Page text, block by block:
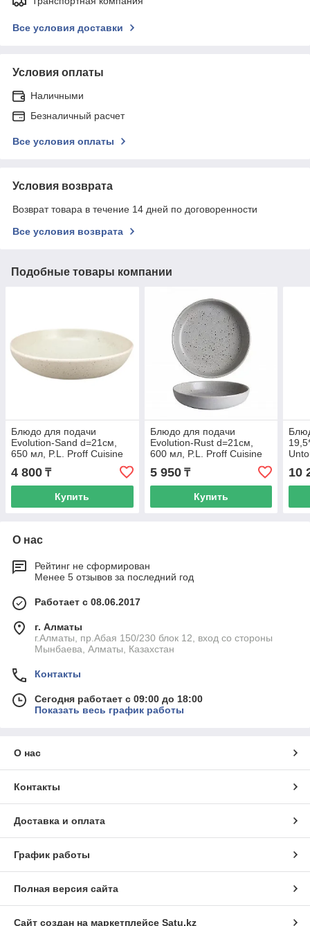
Все условия доставки
Условия оплаты
Наличными
Безналичный расчет
Все условия оплаты
Условия возврата
Возврат товара в течение 14 дней по договоренности
Все условия возврата
Подобные товары компании
Блюдо для подачи
Evolution-Sand d=21см,
650 мл, P.L. Proff Cuisine
4 800 ₸
Купить
Блюдо для подачи
Evolution-Rust d=21см,
600 мл, P.L. Proff Cuisine
5 950₸
Купить
10
О нас
Рейтинг не сформирован
Менее 5 отзывов за последний год
Работает с 08.06.2017
г. Алматы
г.Алматы, пр.Абая 150/230 блок 12, вход со стороны
Мынбаева, Алматы, Казахстан
Контакты
Сегодня работает с 09:00 до 18:00
Показать весь график работы
О нас
Контакты
Доставка и оплата
График работы
Полная версия сайта
Сайт создан на маркетплейсе Satu.kz